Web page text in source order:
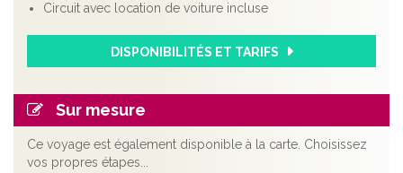
Circuit avec location de voiture incluse
DISPONIBILITÉS ET TARIFS
Sur mesure
Ce voyage est également disponible à la carte. Choisissez
vos propres étapes...